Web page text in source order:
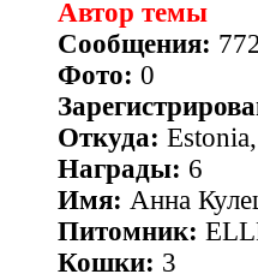
Автор темы
Сообщения:
Фото: 0
Откуда:
Награды: 6
Имя: Анна
Питомник:
Кошки: 3